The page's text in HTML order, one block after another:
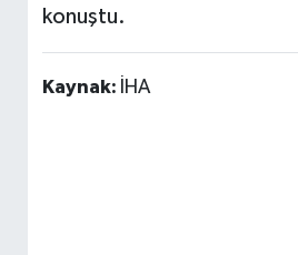
konuştu.
Kaynak: İHA